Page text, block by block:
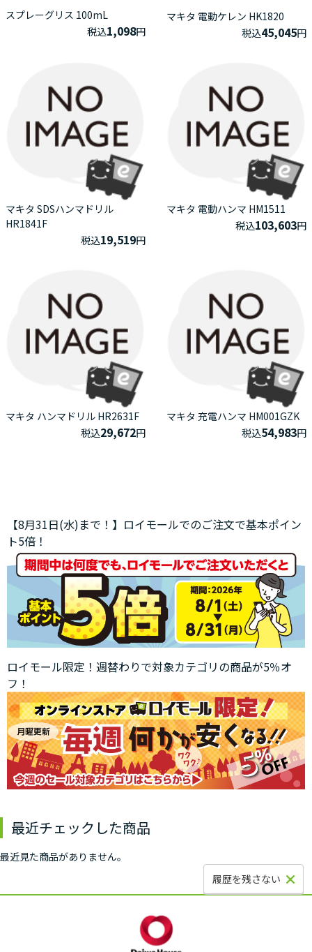
スプレーグリス 100mL
税込1,098円
マキタ 電動ケレン HK1820
税込45,045円
マキタ SDSハンマドリル
HR1841F
税込19,519円
マキタ 電動ハンマ HM1511
税込103,603円
マキタ ハンマドリル HR2631F
税込29,672円
マキタ 充電ハンマ HM001GZK
税込54,983円
【8月31日(水)まで！】ロイモールでのご注文で基本ポイン
ト5倍！
ロイモール限定！週替わりで対象カテゴリの商品が5％オ
フ！
最近チェックした商品
最近見た商品がありません。
履歴を残さない